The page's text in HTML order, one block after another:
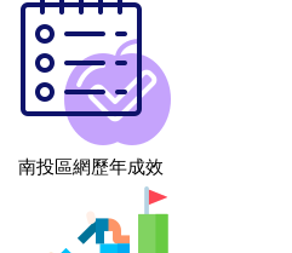
南投區網歷年成效